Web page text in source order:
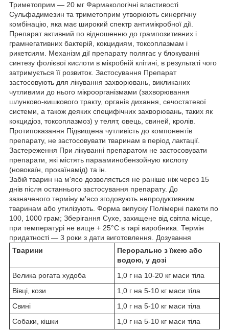
Триметоприм — 20 мг Фармакологічні властивості
Сульфадимезин та триметоприм утворюють синергічну
комбінацію, яка має широкий спектр антимікробної дії.
Препарат активний по відношенню до грампозитивних і
грамнегативних бактерій, кокцидиям, токсоплазмам і
рикетсиям. Механізм дії препарату полягає у блокуванні
синтезу фолієвої кислоти в мікробній клітині, в результаті чого
затримується її розвиток. Застосування Препарат
застосовують для лікування захворювань, викликаних
чутливими до нього мікроорганізмами (захворювання
шлунково-кишкового тракту, органів дихання, сечостатевої
системи, а також деяких специфічних захворювань, таких як
кокцидіоз, токсоплазмоз) у телят, овець, свиней, кролів.
Протипоказання Підвищена чутливість до компонентів
препарату, не застосовувати тваринам в період лактації.
Застереження При лікуванні препаратом не застосовувати
препарати, які містять парааминобензойную кислоту
(новокаїн, прокаїнамід) та ін.
Забій тварин на м'ясо дозволяється не раніше ніж через 15
днів після останнього застосування препарату. До
зазначеного терміну м'ясо згодовують непродуктивним
тваринам або утилізують. Форма випуску Полімерні пакети по
100, 1000 грам; Зберігання Сухе, захищене від світла місце,
при температурі не вище + 25°С в тарі виробника. Термін
придатності — 3 роки з дати виготовлення. Дозування
Тварини
Перорально з їжею або
водою, у дозі
Велика рогата худоба
1,0 г на 10-20 кг маси тіла
Вівці, кози
1,0 г на 5-10 кг маси тіла
Свині
1,0 г на 5-10 кг маси тіла
Собаки, кішки
1,0 г на 5-10 кг маси тіла